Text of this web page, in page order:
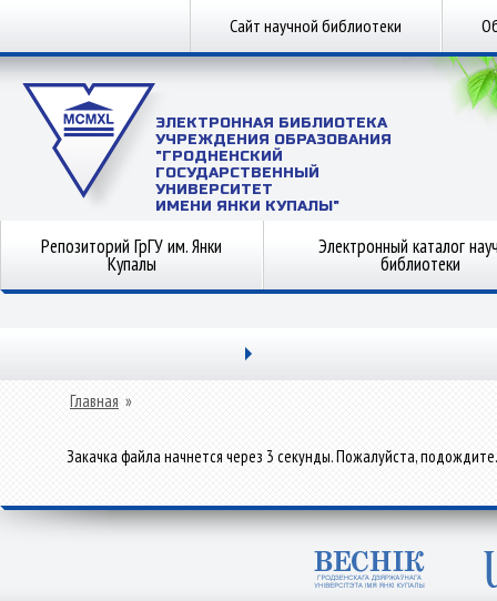
Сайт научной библиотеки
ЭЛЕКТРОННАЯ БИБЛИОТЕКА
УЧРЕЖДЕНИЯ ОБРАЗОВАНИЯ
"ГРОДНЕНСКИЙ
ГОСУДАРСТВЕННЫЙ
УНИВЕРСИТЕТ
ИМЕНИ ЯНКИ КУПАЛЫ"
Репозиторий ГрГУ им. Янки
Купалы
Электронный каталог
библиотеки
Главная »
Закачка файла начнется через 3 секунды. Пожалуйста, подождите.